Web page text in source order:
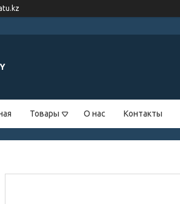
Товары О нас Контакты